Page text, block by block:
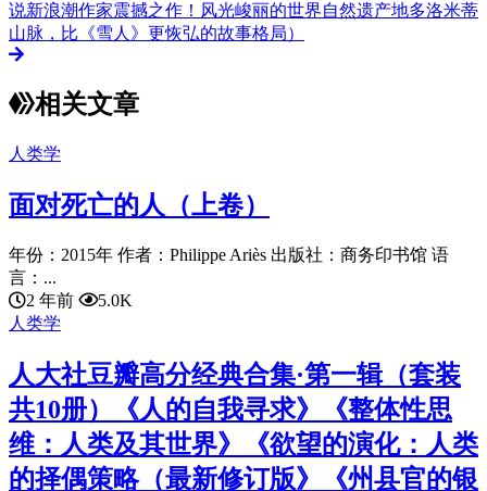
说新浪潮作家震撼之作！风光峻丽的世界自然遗产地多洛米蒂
山脉，比《雪人》更恢弘的故事格局）
相关文章
人类学
面对死亡的人（上卷）
年份：2015年 作者：Philippe Ariès 出版社：商务印书馆 语
言：...
2 年前
5.0K
人类学
人大社豆瓣高分经典合集·第一辑（套装
共10册）《人的自我寻求》《整体性思
维：人类及其世界》《欲望的演化：人类
的择偶策略（最新修订版》《州县官的银